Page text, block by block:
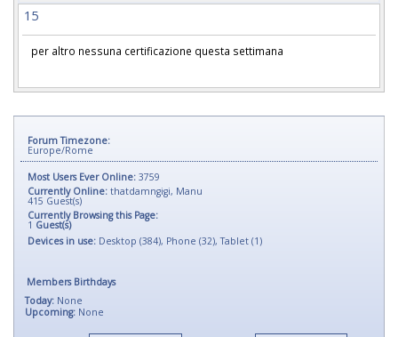
15
per altro nessuna certificazione questa settimana
Forum Timezone:
Europe/Rome
Most Users Ever Online: 3759
Currently Online: thatdamngigi, Manu
415 Guest(s)
Currently Browsing this Page:
1 Guest(s)
Devices in use: Desktop (384), Phone (32), Tablet (1)
Members Birthdays
Today: None
Upcoming: None